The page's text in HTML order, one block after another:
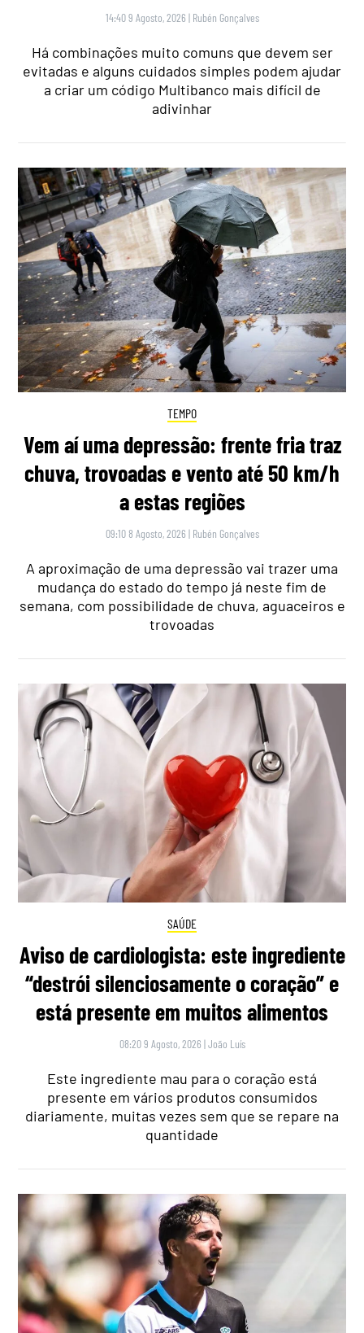
14:40 9 Agosto, 2026 | Rubén Gonçalves
Há combinações muito comuns que devem ser
evitadas e alguns cuidados simples podem ajudar
a criar um código Multibanco mais difícil de
adivinhar
TEMPO
Vem aí uma depressão: frente fria traz
chuva, trovoadas e vento até 50 km/h
a estas regiões
09:10 8 Agosto, 2026 | Rubén Gonçalves
A aproximação de uma depressão vai trazer uma
mudança do estado do tempo já neste fim de
semana, com possibilidade de chuva, aguaceiros e
trovoadas
SAÚDE
Aviso de cardiologista: este ingrediente
“destrói silenciosamente o coração” e
está presente em muitos alimentos
08:20 9 Agosto, 2026 |João Luís
Este ingrediente mau para o coração está
presente em vários produtos consumidos
diariamente, muitas vezes sem que se repare na
quantidade